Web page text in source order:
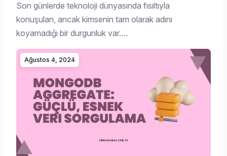
Son günlerde teknoloji dünyasında fısıltıyla
konuşulan, ancak kimsenin tam olarak adını
koyamadığı bir durgunluk var.…
Ağustos 4, 2024